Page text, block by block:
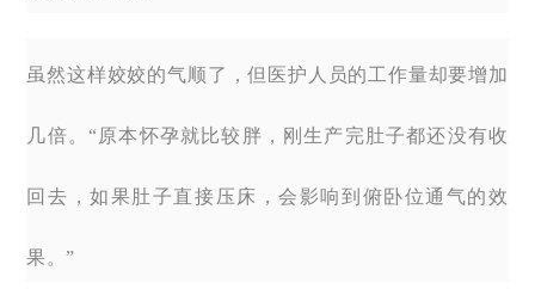
虽然这样姣姣的气顺了，但医护人员的工作量却要增加
几倍。“原本怀孕就比较胖，刚生产完肚子都还没有收
回去，如果肚子直接压床，会影响到俯卧位通气的效
果。”